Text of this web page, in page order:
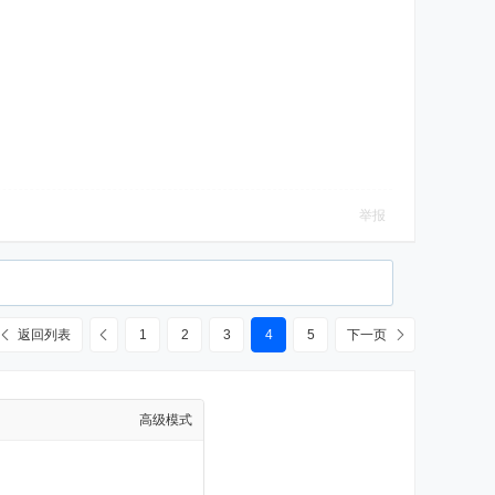
举报
1 2 3 4 5 下一页
返回列表
高级模式